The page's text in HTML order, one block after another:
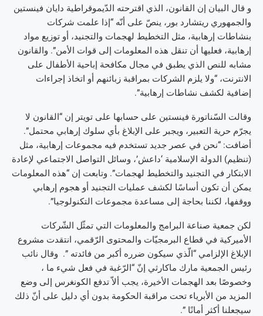
و قال البيان إن القانون، الذي اقترحته الدّيموقراطية دايان فينستين
والجمهوري ريتشارد بور، ينصّ على أنّه “إذا علمت شركات
بنشاطات إرهابية، مثل التخطيط لهجمات والتجنيد، أو توزيع مواد
إرهابية، فعليها أن تنقل هذه المعلومات إلى قوات الأمن”. والقانون
مشابه للنص الذي يطبق في مجال مكافحة إباحية الأطفال على
الانترنت، “ولا يلزم الشركات بمراقبة زبائنهم أو اتخاذ إجراءات
إضافية لكشف نشاطات إرهابية”.
وقالت السّناتورة فينستين على حسابها على تويتر إن “القانون لا
يجرّم حرية التعبير، ويجبر على الإبلاغ بأي سلوك إرهابي محتمل”.
أضافت: “نحن في عصر جديد تستخدم فيه مجموعات إرهابية، مثل
(تنظيم) الدولة الإسلامية ‘داعش’، وسائل التواصل الاجتماعي لإعادة
الابتكار في التجنيد والتخطيط لهجمات”. وتابعت إن “هذه المعلومات
يمكن أن تكون أساسًا لكشف عمليات التجنيد أو هجوم إرهابي
ووقفها، لكننا بحاجة إلى مساعدة مجموعات التكنولوجيا”.
لكن جمعية صناعة البرامج والمعلومات التي تمثّل الشّركات
الأميركية في قطاع البرمجيّات والمحتوى الرّقمي، انتقدت مشروع
الإبلاغ الإلزامي “الّذي سيكون ضرره أكبر من فائدته ”. وقال نائب
رئيس الجمعية مارك ماكارثي إنّ “الرّغبة في فعل شيء ما ،
وخصوصًا بعد الهجمات الأخيرة، يجب ألاّ تدفع الكونغرس إلى وضع
المزيد من الأبرياء تحت مراقبة الحكومة بدون أي دليل على أنّ ذلك
سيجعلنا أكثر أمانًا ”.